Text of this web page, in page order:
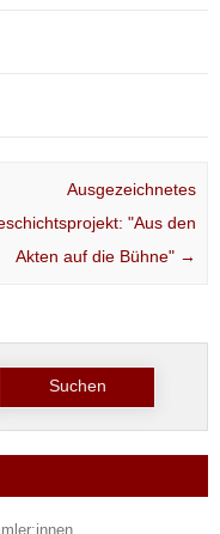
Ausgezeichnetes
"Aus den
Akten auf die Bühne" →